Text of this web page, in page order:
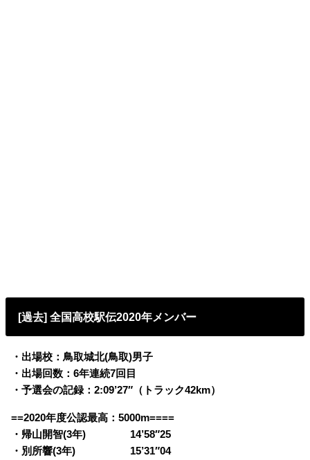
[過去] 全国高校駅伝2020年メンバー
・出場校：鳥取城北(鳥取)男子
・出場回数：6年連続7回目
・予選会の記録：2:09’27″（トラック42km）
==2020年度公認最高：5000m====
・帰山開智(3年) 14’58″25
・別所響(3年) 15’31″04